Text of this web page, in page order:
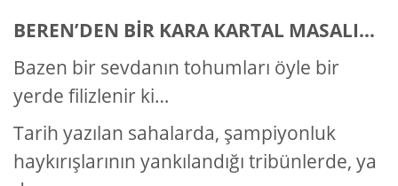
BEREN’DEN BİR KARA KARTAL MASALI…
Bazen bir sevdanın tohumları öyle bir
yerde filizlenir ki…
Tarih yazılan sahalarda, şampiyonluk
haykırışlarının yankılandığı tribünlerde, ya